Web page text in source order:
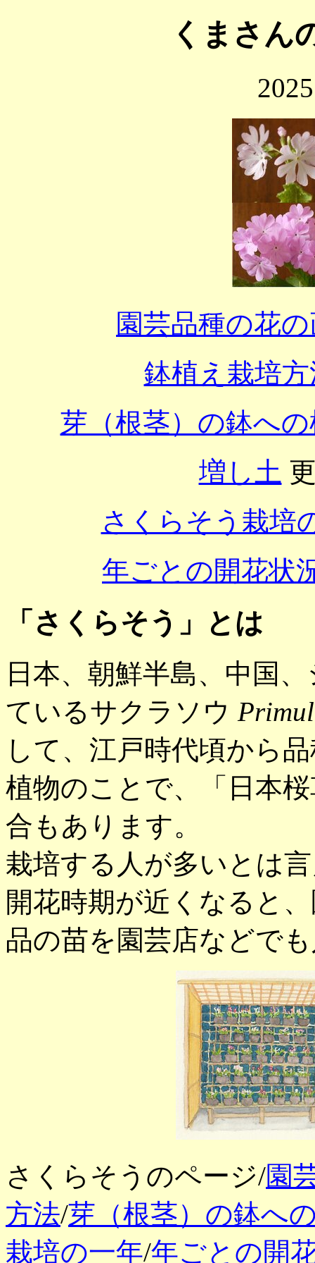
くまさん
園芸品種の花
鉢植え栽培
芽（根茎）の鉢へ
増し土
さくらそう栽培
年ごとの開花状
「さくらそう」とは
日本、朝鮮半島、中国
ているサクラソウ
して、江戸時代頃から
植物のことで、「日本
合もあります。
栽培する人が多いとは
開花時期が近くなると
品の苗を園芸店などで
さくらそうのページ/園
方法/芽（根茎）の鉢へ
栽培の一年/年ごとの開